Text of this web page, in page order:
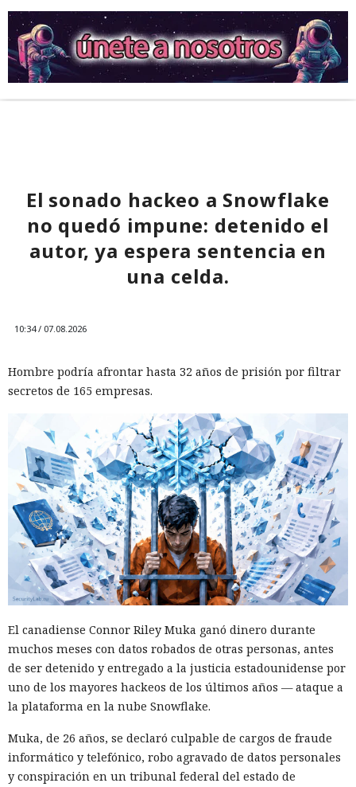
El sonado hackeo a Snowflake
no quedó impune: detenido el
autor, ya espera sentencia en
una celda.
10:34 / 07.08.2026
Hombre podría afrontar hasta 32 años de prisión por filtrar
secretos de 165 empresas.
El canadiense Connor Riley Muka ganó dinero durante
muchos meses con datos robados de otras personas, antes
de ser detenido y entregado a la justicia estadounidense por
uno de los mayores hackeos de los últimos años — ataque a
la plataforma en la nube Snowflake.
Muka, de 26 años, se declaró culpable de cargos de fraude
informático y telefónico, robo agravado de datos personales
y conspiración en un tribunal federal del estado de